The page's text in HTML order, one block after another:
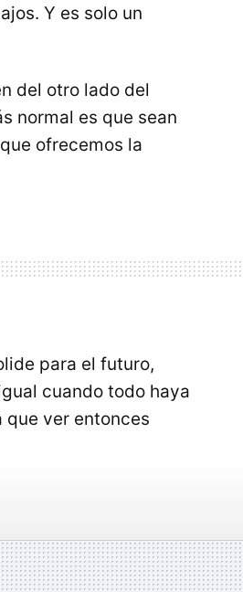
Y es solo un
del otro lado del
normal es que sean
ofrecemos la
para el futuro,
cuando todo haya
que ver entonces